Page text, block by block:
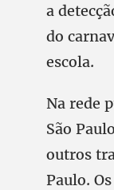
a
do
escola.
Na rede
São
outros
Paulo.